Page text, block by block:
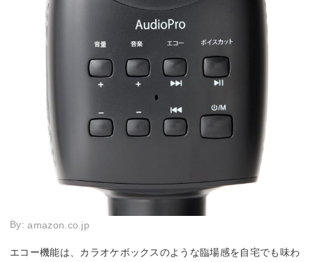
By:amazon.co.jp
エコー機能は、カラオケボックスのような臨場感を自宅でも味わ